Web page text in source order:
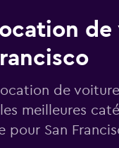
de voiture
meilleures
pour San